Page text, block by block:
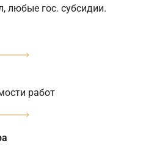
любые гос. субсидии.
работ